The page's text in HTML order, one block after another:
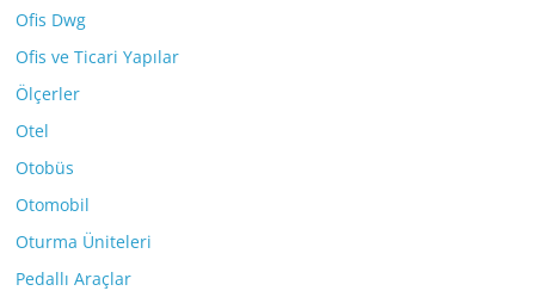
Ofis Dwg
Ofis ve Ticari Yapılar
Ölçerler
Otel
Otobüs
Otomobil
Oturma Üniteleri
Pedallı Araçlar